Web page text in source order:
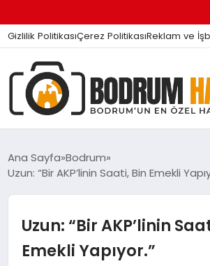
Gizlilik PolitikasıÇerez PolitikasıReklam ve
BODRUM BODRUM
SIYASET
Ana Sayfa Bodrum
Uzun: “Bir AKP’linin Saati, Bin Emekli
Uzun: “Bir AKP’linin
Emekli Yapıyor.”